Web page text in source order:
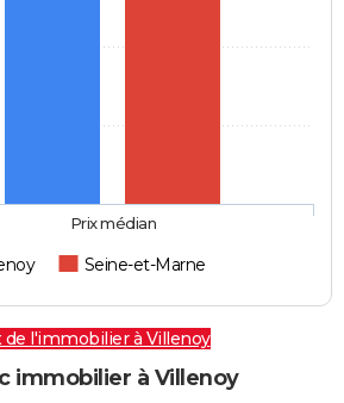
Seine-et-Marne
Prix médian
de l'immobilier à Villenoy
immobilier à Villenoy